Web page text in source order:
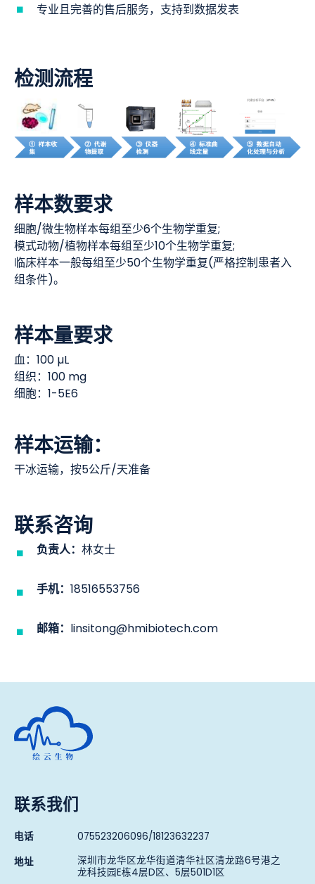
专业且完善的售后服务，支持到数据发表
检测流程
样本数要求
细胞/微生物样本每组至少6个生物学重复;
模式动物/植物样本每组至少10个生物学重复;
临床样本一般每组至少50个生物学重复(严格控制患者入
组条件)。
样本量要求
血：100 µL
组织：100 mg
细胞：1-5E6
样本运输：
干冰运输，按5公斤/天准备
联系咨询
负责人： 林女士
手机： 18516553756
邮箱： linsitong@hmibiotech.com
深圳市绘云生物科技有限公司
联系我们
电话 075523206096/18123632237
地址 深圳市龙华区龙华街道清华社区清龙路6号港之
龙科技园E栋4层D区、5层501D1区